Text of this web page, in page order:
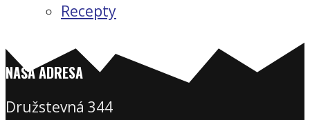
Recepty
NAŠA ADRESA
Družstevná 344